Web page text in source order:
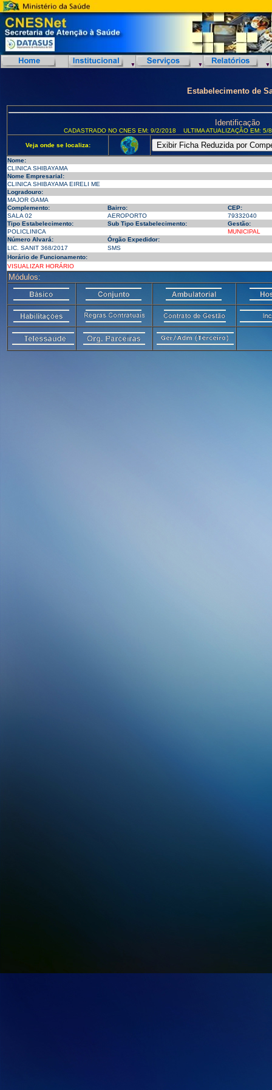
Estabelecimento de
Identificação
CADASTRADO NO CNES EM: 9/2/2018 ULTIMA ATUALIZAÇÃO EM:
Veja onde se localiza:
Nome:
CLINICA SHIBAYAMA
Nome Empresarial:
CLINICA SHIBAYAMA EIRELI ME
Logradouro:
MAJOR GAMA
Complemento:
Bairro:
CEP:
SALA 02
AEROPORTO
79332040
Tipo Estabelecimento:
Sub Tipo Estabelecimento:
Gestão:
POLICLINICA
MUNICIPAL
Número Alvará:
Órgão Expedidor:
LIC. SANIT 368/2017
SMS
Horário de Funcionamento:
VISUALIZAR HORÁRIO
Módulos: